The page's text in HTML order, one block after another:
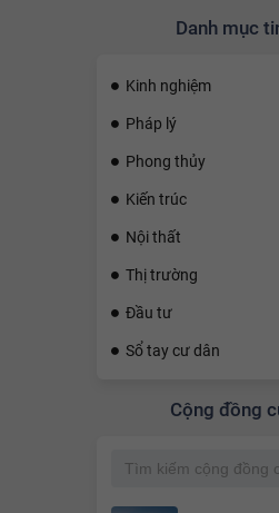
Danh mục
Kinh nghiệm
Pháp lý
Phong thủy
Kiến trúc
Nội thất
Thị trường
Đầu tư
Sổ tay cư dân
Cộng đồng